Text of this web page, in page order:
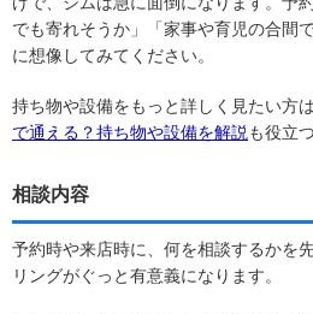
でも寄れそうか」「家事や育児の合間
に想像してみてください。
持ち物や設備をもっと詳しく見たい方は
で通える？持ち物や設備を解説 も役立
相談内容
予約時や来店時に、何を相談するかを
リングがぐっと有意義になります。